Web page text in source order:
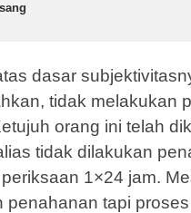
dasar
tidak melakukan
orang ini telah
tidak dilakukan
1×24 jam.
penahanan tapi